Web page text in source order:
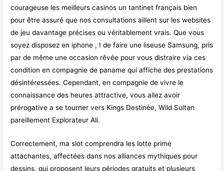
courageuse les meilleurs casinos un tantinet français bien
pour être assuré que nos consultations aillent sur les websites
de jeu davantage précises ou véritablement vrais. Que vous
soyez disposez en iphone , ! de faire une liseuse Samsung, pris
par de même une occasion rêvée pour vous distraire via ces
condition en compagnie de paname qui affiche des prestations
désintéressées. Cependant, en compagnie de vivre le
connaissance des heures attractive, vous allez avoir
prérogative a se tourner vers Kings Destinée, Wild Sultan
pareillement Explorateur Ali.
Correctement, ma slot comprendra les lotte prime
attachantes, affectées dans nos alliances mythiques pour
dessins, qui proposent leurs périodes gratuits et plusieurs